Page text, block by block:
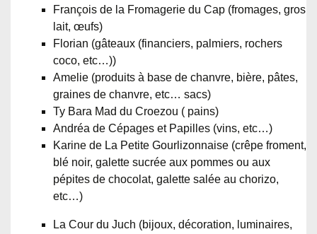
François de la Fromagerie du Cap (fromages, gros
lait, œufs)
Florian (gâteaux (financiers, palmiers, rochers
coco, etc…))
Amelie (produits à base de chanvre, bière, pâtes,
graines de chanvre, etc… sacs)
Ty Bara Mad du Croezou ( pains)
Andréa de Cépages et Papilles (vins, etc…)
Karine de La Petite Gourlizonnaise (crêpe froment,
blé noir, galette sucrée aux pommes ou aux
pépites de chocolat, galette salée au chorizo,
etc…)
La Cour du Juch (bijoux, décoration, luminaires,